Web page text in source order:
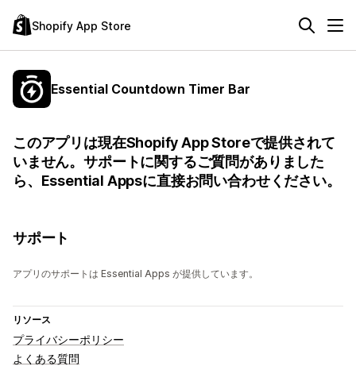
Shopify App Store
Essential Countdown Timer Bar
このアプリは現在Shopify App Storeで提供されて
いません。サポートに関するご質問がありました
ら、Essential Appsに直接お問い合わせください。
サポート
アプリのサポートは Essential Apps が提供しています。
リソース
プライバシーポリシー
よくある質問